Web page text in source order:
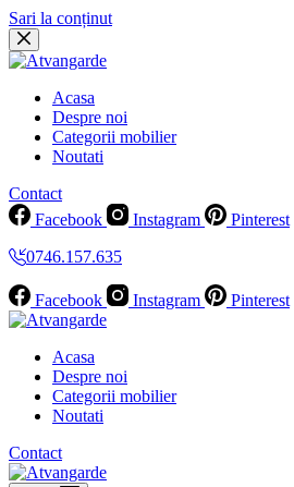
Sari la conținut
Acasa
Despre noi
Categorii mobilier
Noutati
Contact
Facebook
Instagram
Pinterest
0746.157.635
Facebook Instagram Pinterest
Acasa
Despre noi
Categorii mobilier
Noutati
Contact